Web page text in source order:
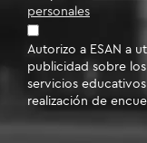
personales
Autorizo a ESAN a
publicidad sobre los
servicios
realización de